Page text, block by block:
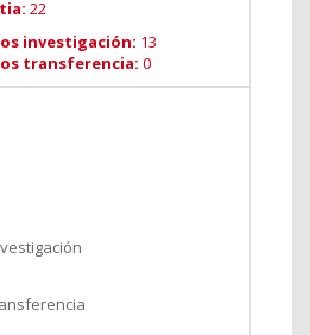
22
investigación: 13
transferencia: 0